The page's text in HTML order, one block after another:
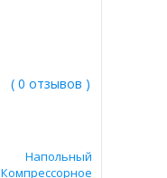
( 0 отзывов )
Напольный
Компрессорное